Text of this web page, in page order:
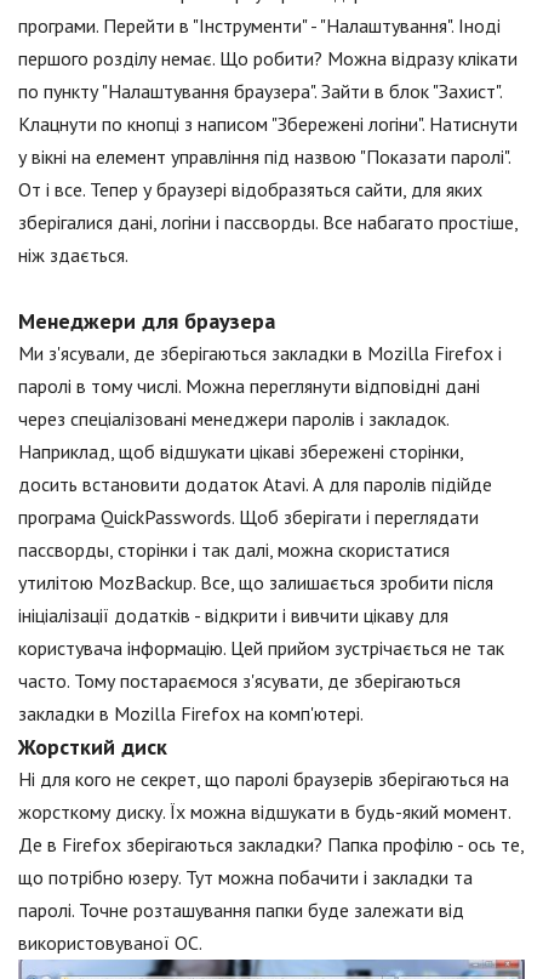
програми. Перейти в "Інструменти" - "Налаштування". Іноді
першого розділу немає. Що робити? Можна відразу клікати
по пункту "Налаштування браузера". Зайти в блок "Захист".
Клацнути по кнопці з написом "Збережені логіни". Натиснути
у вікні на елемент управління під назвою "Показати паролі".
От і все. Тепер у браузері відобразяться сайти, для яких
зберігалися дані, логіни і пассворды. Все набагато простіше,
ніж здається.
Менеджери для браузера
Ми з'ясували, де зберігаються закладки в Mozilla Firefox і
паролі в тому числі. Можна переглянути відповідні дані
через спеціалізовані менеджери паролів і закладок.
Наприклад, щоб відшукати цікаві збережені сторінки,
досить встановити додаток Atavi. А для паролів підійде
програма QuickPasswords. Щоб зберігати і переглядати
пассворды, сторінки і так далі, можна скористатися
утилітою MozBackup. Все, що залишається зробити після
ініціалізації додатків - відкрити і вивчити цікаву для
користувача інформацію. Цей прийом зустрічається не так
часто. Тому постараємося з'ясувати, де зберігаються
закладки в Mozilla Firefox на комп'ютері.
Жорсткий диск
Ні для кого не секрет, що паролі браузерів зберігаються на
жорсткому диску. Їх можна відшукати в будь-який момент.
Де в Firefox зберігаються закладки? Папка профілю - ось те,
що потрібно юзеру. Тут можна побачити і закладки та
паролі. Точне розташування папки буде залежати від
використовуваної ОС.